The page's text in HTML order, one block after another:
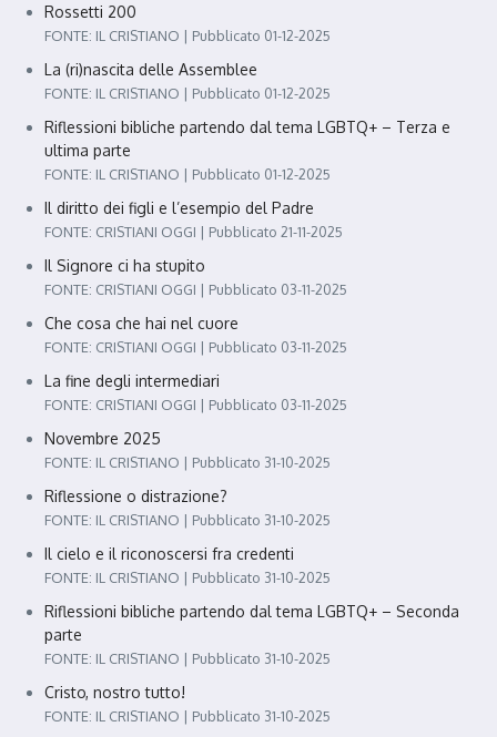
Rossetti 200
FONTE: IL CRISTIANO Pubblicato 01-12-2025
La (ri)nascita delle Assemblee
FONTE: IL CRISTIANO Pubblicato 01-12-2025
Riflessioni bibliche partendo dal tema LGBTQ+ – Terza e
ultima parte
FONTE: IL CRISTIANO Pubblicato 01-12-2025
Il diritto dei figli e l’esempio del Padre
FONTE: CRISTIANI OGGI Pubblicato 21-11-2025
Il Signore ci ha stupito
FONTE: CRISTIANI OGGI Pubblicato 03-11-2025
Che cosa che hai nel cuore
FONTE: CRISTIANI OGGI Pubblicato 03-11-2025
La fine degli intermediari
FONTE: CRISTIANI OGGI Pubblicato 03-11-2025
Novembre 2025
FONTE: IL CRISTIANO Pubblicato 31-10-2025
Riflessione o distrazione?
FONTE: IL CRISTIANO Pubblicato 31-10-2025
Il cielo e il riconoscersi fra credenti
FONTE: IL CRISTIANO Pubblicato 31-10-2025
Riflessioni bibliche partendo dal tema LGBTQ+ – Seconda
parte
FONTE: IL CRISTIANO Pubblicato 31-10-2025
Cristo, nostro tutto!
FONTE: IL CRISTIANO Pubblicato 31-10-2025